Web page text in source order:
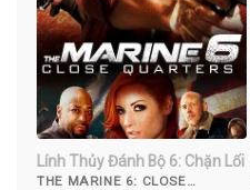
Lính Thủy Đánh Bộ 6: Chặn Lối
THE MARINE 6: CLOSE